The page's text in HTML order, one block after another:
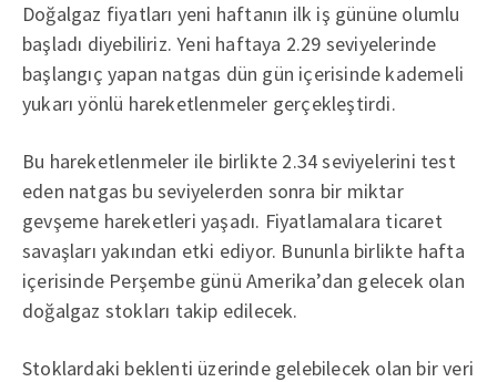
Doğalgaz fiyatları yeni haftanın ilk iş gününe olumlu
başladı diyebiliriz. Yeni haftaya 2.29 seviyelerinde
başlangıç yapan natgas dün gün içerisinde kademeli
yukarı yönlü hareketlenmeler gerçekleştirdi.
Bu hareketlenmeler ile birlikte 2.34 seviyelerini test
eden natgas bu seviyelerden sonra bir miktar
gevşeme hareketleri yaşadı. Fiyatlamalara ticaret
savaşları yakından etki ediyor. Bununla birlikte hafta
içerisinde Perşembe günü Amerika’dan gelecek olan
doğalgaz stokları takip edilecek.
Stoklardaki beklenti üzerinde gelebilecek olan bir veri